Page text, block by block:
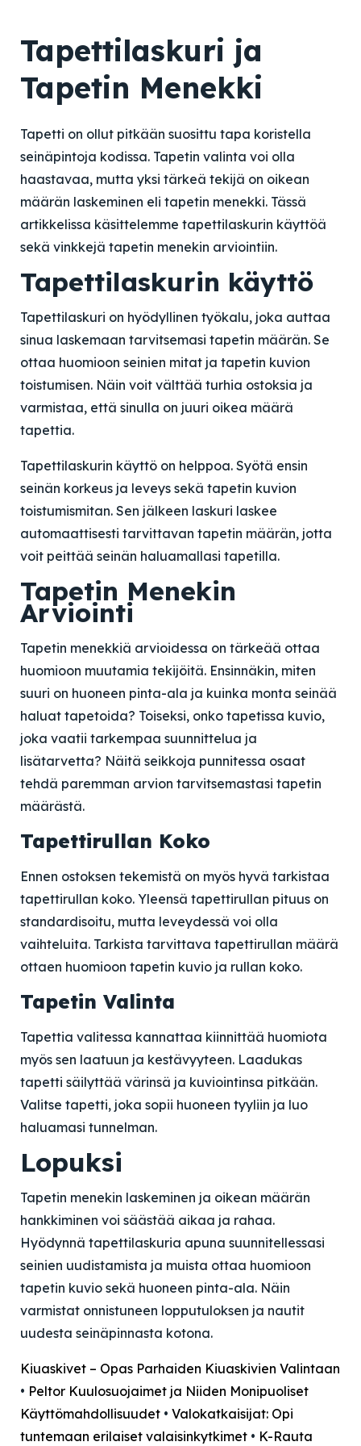
Tapettilaskuri ja
Tapetin Menekki
Tapetti on ollut pitkään suosittu tapa koristella
seinäpintoja kodissa. Tapetin valinta voi olla
haastavaa, mutta yksi tärkeä tekijä on oikean
määrän laskeminen eli tapetin menekki. Tässä
artikkelissa käsittelemme tapettilaskurin käyttöä
sekä vinkkejä tapetin menekin arviointiin.
Tapettilaskurin käyttö
Tapettilaskuri on hyödyllinen työkalu, joka auttaa
sinua laskemaan tarvitsemasi tapetin määrän. Se
ottaa huomioon seinien mitat ja tapetin kuvion
toistumisen. Näin voit välttää turhia ostoksia ja
varmistaa, että sinulla on juuri oikea määrä
tapettia.
Tapettilaskurin käyttö on helppoa. Syötä ensin
seinän korkeus ja leveys sekä tapetin kuvion
toistumismitan. Sen jälkeen laskuri laskee
automaattisesti tarvittavan tapetin määrän, jotta
voit peittää seinän haluamallasi tapetilla.
Tapetin Menekin
Arviointi
Tapetin menekkiä arvioidessa on tärkeää ottaa
huomioon muutamia tekijöitä. Ensinnäkin, miten
suuri on huoneen pinta-ala ja kuinka monta seinää
haluat tapetoida? Toiseksi, onko tapetissa kuvio,
joka vaatii tarkempaa suunnittelua ja
lisätarvetta? Näitä seikkoja punnitessa osaat
tehdä paremman arvion tarvitsemastasi tapetin
määrästä.
Tapettirullan Koko
Ennen ostoksen tekemistä on myös hyvä tarkistaa
tapettirullan koko. Yleensä tapettirullan pituus on
standardisoitu, mutta leveydessä voi olla
vaihteluita. Tarkista tarvittava tapettirullan määrä
ottaen huomioon tapetin kuvio ja rullan koko.
Tapetin Valinta
Tapettia valitessa kannattaa kiinnittää huomiota
myös sen laatuun ja kestävyyteen. Laadukas
tapetti säilyttää värinsä ja kuviointinsa pitkään.
Valitse tapetti, joka sopii huoneen tyyliin ja luo
haluamasi tunnelman.
Lopuksi
Tapetin menekin laskeminen ja oikean määrän
hankkiminen voi säästää aikaa ja rahaa.
Hyödynnä tapettilaskuria apuna suunnitellessasi
seinien uudistamista ja muista ottaa huomioon
tapetin kuvio sekä huoneen pinta-ala. Näin
varmistat onnistuneen lopputuloksen ja nautit
uudesta seinäpinnasta kotona.
Kiuaskivet – Opas Parhaiden Kiuaskivien Valintaan
• Peltor Kuulosuojaimet ja Niiden Monipuoliset
Käyttömahdollisuudet • Valokatkaisijat: Opi
tuntemaan erilaiset valaisinkytkimet • K-Rauta